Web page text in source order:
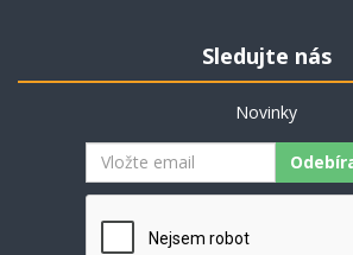
Sledujte nás
Novinky